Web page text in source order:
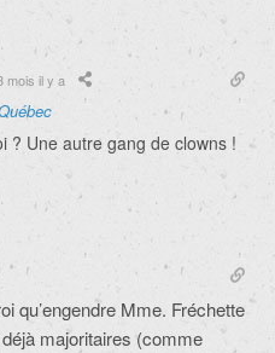
mois il y a
? Une autre gang de clowns !
qu’engendre Mme. Fréchette
majoritaires (comme